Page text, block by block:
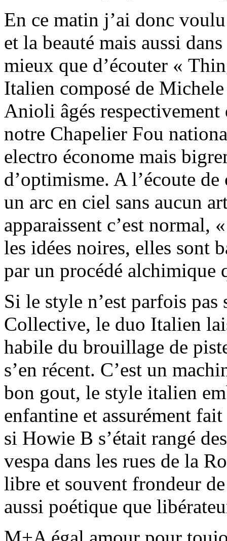
En ce matin j’ai donc
et la beauté mais aussi
mieux que d’écouter «
Italien composé de
Anioli âgés
notre Chapelier Fou
electro économe mais
d’optimisme. A l’écoute
un arc en ciel sans aucun
apparaissent c’est normal,
les idées noires, elles sont
par un procédé alchimique
Si le style n’est parfois
Collective, le duo Italien
habile du brouillage de
s’en récent. C’est un
bon gout, le style italien
enfantine et assurément
si Howie B s’était rangé
vespa dans les rues de la
libre et souvent frondeur
aussi poétique que